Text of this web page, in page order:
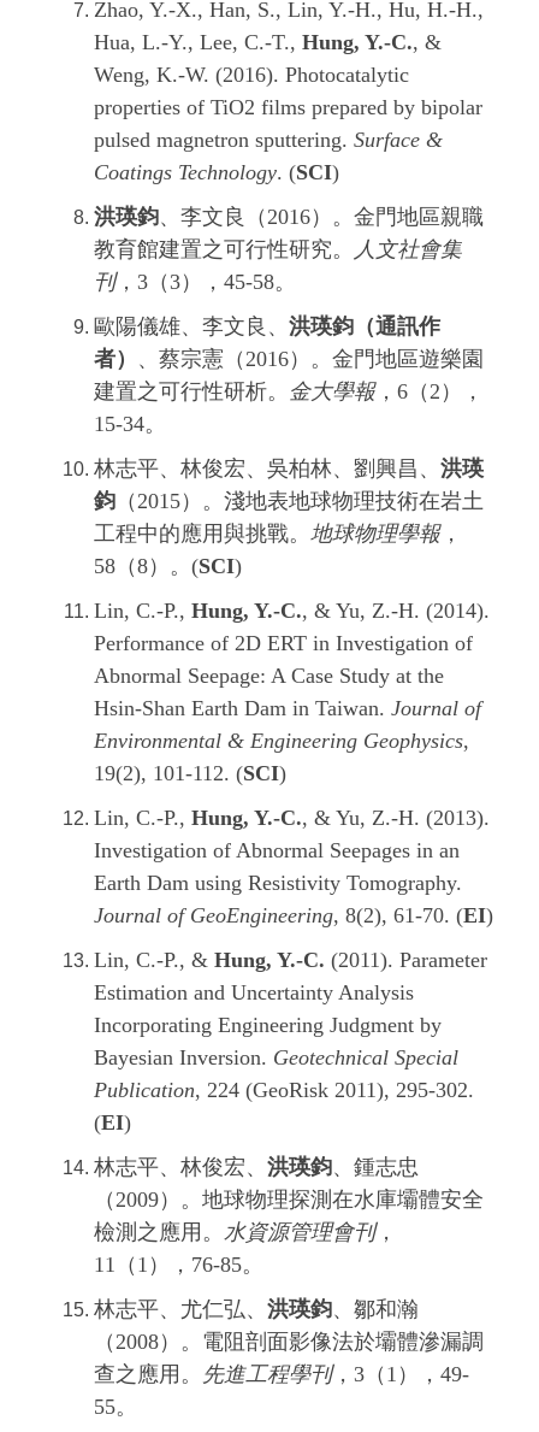
Zhao, Y.-X., Han, S., Lin, Y.-H., Hu, H.-H.,
Hua, L.-Y., Lee, C.-T., Hung, Y.-C., &
Weng, K.-W. (2016). Photocatalytic
properties of TiO2 films prepared by bipolar
pulsed magnetron sputtering. Surface &
Coatings Technology. (SCI)
洪瑛鈞、李文良（2016）。金門地區親職
教育館建置之可行性研究。
人文社會集
刊，3（3），45-58。
歐陽儀雄、李文良、 洪瑛鈞（通訊作
者） 、蔡宗憲（2016）。金門地區遊樂園
建置之可行性研析。 金大學報，6（2），
15-34。
林志平、林俊宏、吳柏林、劉興昌、 洪瑛
鈞 （2015）。淺地表地球物理技術在岩土
工程中的應用與挑戰。 地球物理學報，
58（8）。(SCI)
Lin, C.-P., Hung, Y.-C., & Yu, Z.-H. (2014).
Performance of 2D ERT in Investigation of
Abnormal Seepage: A Case Study at the
Hsin-Shan Earth Dam in Taiwan. Journal of
Environmental & Engineering Geophysics,
19(2), 101-112. (SCI)
Lin, C.-P., Hung, Y.-C., & Yu, Z.-H. (2013).
Investigation of Abnormal Seepages in an
Earth Dam using Resistivity Tomography.
Journal of GeoEngineering, 8(2), 61-70. (EI)
Lin, C.-P., & Hung, Y.-C. (2011). Parameter
Estimation and Uncertainty Analysis
Incorporating Engineering Judgment by
Bayesian Inversion. Geotechnical Special
Publication, 224 (GeoRisk 2011), 295-302.
(EI)
林志平、林俊宏、 洪瑛鈞、鍾志忠
（2009）。地球物理探測在水庫壩體安全
檢測之應用。 水資源管理會刊，
11（1），76-85。
林志平、尤仁弘、 洪瑛鈞、鄒和瀚
（2008）。電阻剖面影像法於壩體滲漏調
查之應用。 先進工程學刊，3（1），49-
55。